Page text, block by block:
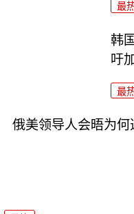
最
韩
吁
最
俄美领导人会晤为何